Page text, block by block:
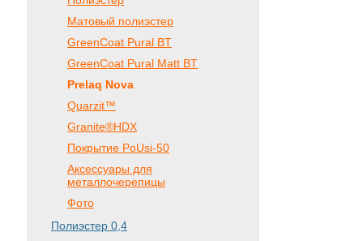
Матовый полиэстер
GreenCoat Pural BT
GreenCoat Pural Matt BT
Prelaq Nova
Quarzit™
Granite®HDX
Покрытие PoUsi-50
Аксессуары для
металлочерепицы
Фото
Полиэстер 0,4